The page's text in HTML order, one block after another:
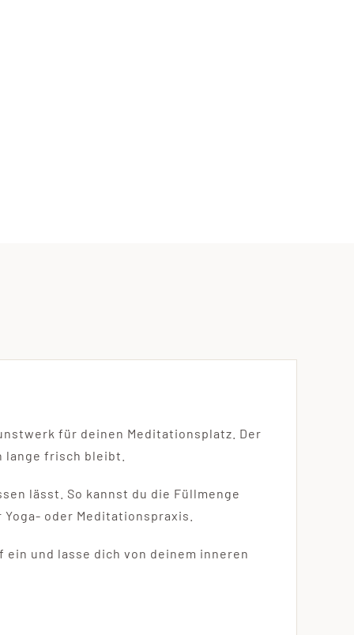
für deinen Meditationsplatz. Der
lange frisch bleibt.
lässt. So kannst du die Füllmenge
oder Meditationspraxis.
ein und lasse dich von deinem inneren